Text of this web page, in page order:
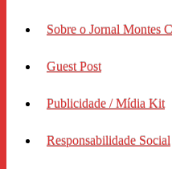
Sobre o Jornal Montes
Guest Post
Publicidade / Mídia Kit
Responsabilidade Social